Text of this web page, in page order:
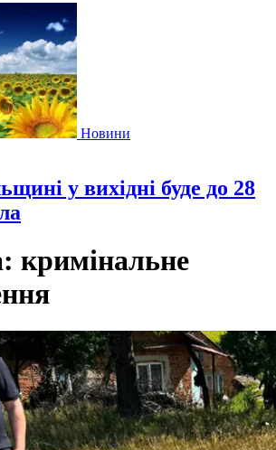
Новини
у вихідні буде до 28
кримiнальне